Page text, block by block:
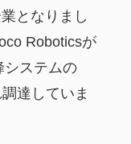
となりまし
Roboticsが
システムの
達していま